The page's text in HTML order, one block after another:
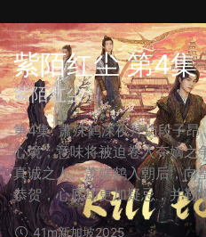
紫陌红尘 第4集
紫陌红尘
第4集: 萧殊鹤深夜拜访段子
心境，意味将被迫卷入夺嫡之
真诚之人。萧殊鹤入朝后，向
恭贺，心底却更加疑忌，并勒
41m新加坡2025